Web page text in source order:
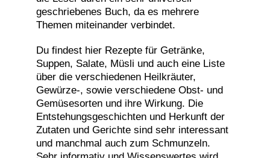
geschriebenes Buch, da es mehrere
Themen miteinander verbindet.
Du findest hier Rezepte für Getränke,
Suppen, Salate, Müsli und auch eine Liste
über die verschiedenen Heilkräuter,
Gewürze-, sowie verschiedene Obst- und
Gemüsesorten und ihre Wirkung. Die
Entstehungsgeschichten und Herkunft der
Zutaten und Gerichte sind sehr interessant
und manchmal auch zum Schmunzeln.